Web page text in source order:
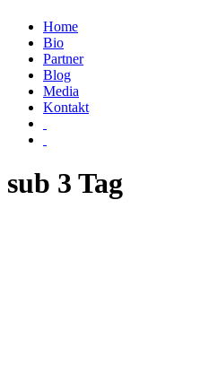
Home
Bio
Partner
Blog
Media
Kontakt
sub 3 Tag